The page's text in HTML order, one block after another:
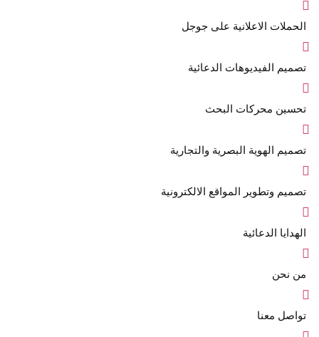
الحملات الاعلانية على جوجل
تصميم الفيديوهات الدعائية
تحسين محركات البحث
تصميم الهوية البصرية والتجارية
تصميم وتطوير المواقع الالكترونية
الهدايا الدعائية
من نحن
تواصل معنا